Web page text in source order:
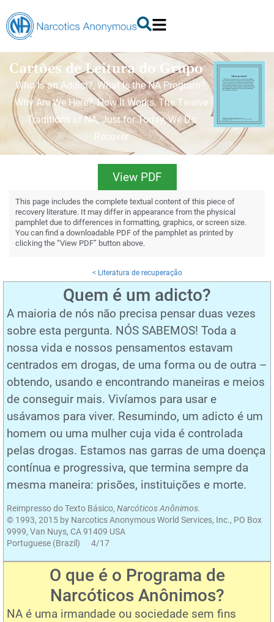
Cartões de Leitura do Grupo
Who Is an Addict?, What Is the NA Program?,
Why Are We Here?, How It Works, The Twelve
Traditions of NA, Just for Today, We Do
Recover
View PDF
This page includes the complete textual content of this piece of
recovery literature. It may differ in appearance from the physical
pamphlet due to differences in formatting, graphics, or screen size.
You can find a downloadable PDF of the pamphlet as printed by
clicking the “View PDF” button above.
< Literatura de recuperação
Quem é um adicto?
A maioria de nós não precisa pensar duas vezes
sobre esta pergunta. NÓS SABEMOS! Toda a
nossa vida e nossos pensamentos estavam
centrados em drogas, de uma forma ou de outra –
obtendo, usando e encontrando maneiras e meios
de conseguir mais. Vivíamos para usar e
usávamos para viver. Resumindo, um adicto é um
homem ou uma mulher cuja vida é controlada
pelas drogas. Estamos nas garras de uma doença
contínua e progressiva, que termina sempre da
mesma maneira: prisões, instituições e morte.
Reimpresso do Texto Básico, Narcóticos Anônimos.
© 1993, 2015 by Narcotics Anonymous World Services, Inc., PO Box
9999, Van Nuys, CA 91409 USA
Portuguese (Brazil) 4/17
O que é o Programa de
Narcóticos Anônimos?
NA é uma irmandade ou sociedade sem fins